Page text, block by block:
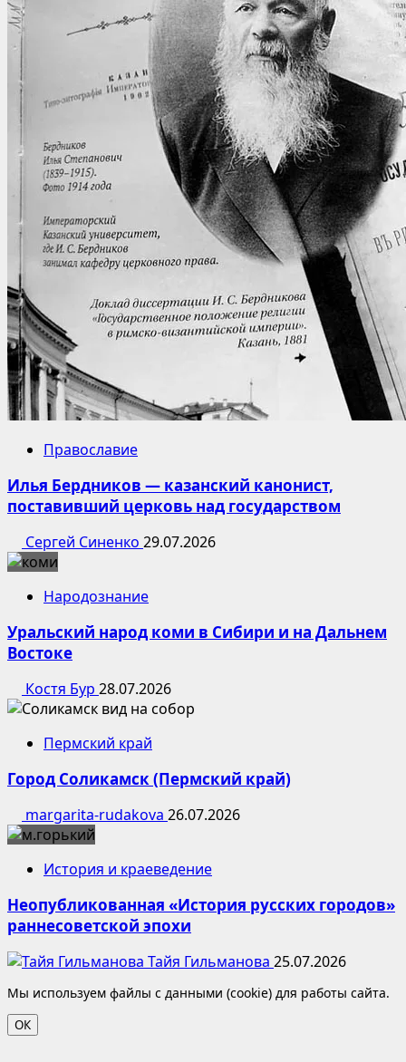
Православие
Илья Бердников — казанский канонист,
поставивший церковь над государством
Сергей Синенко 29.07.2026
Народознание
Уральский народ коми в Сибири и на Дальнем
Востоке
Костя Бур 28.07.2026
Пермский край
Город Соликамск (Пермский край)
margarita-rudakova 26.07.2026
История и краеведение
Неопубликованная «История русских городов»
раннесоветской эпохи
Тайя Гильманова 25.07.2026
Мы используем файлы с данными (cookie) для работы сайта.
ОК